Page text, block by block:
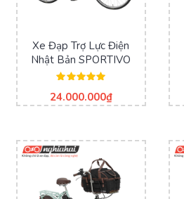
Xe Đạp Trợ Lực Điện
Nhật Bản SPORTIVO
hạng
5.00
24.000.000₫